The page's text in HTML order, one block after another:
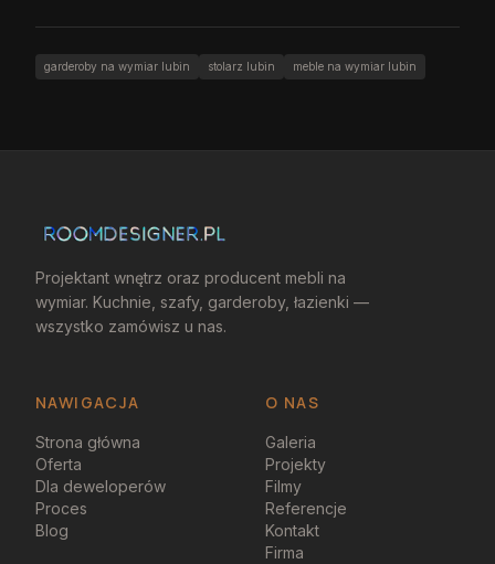
garderoby na wymiar lubin stolarz lubin meble na wymiar lubin
Projektant wnętrz oraz producent mebli na
wymiar. Kuchnie, szafy, garderoby, łazienki —
wszystko zamówisz u nas.
NAWIGACJA O NAS
Strona główna
Oferta
Dla deweloperów
Proces
Blog
Galeria
Projekty
Filmy
Referencje
Kontakt
Firma